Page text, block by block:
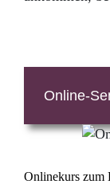
Online-
Onlinekurs zum